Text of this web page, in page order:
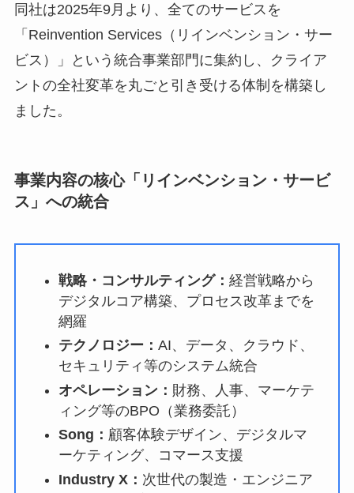
同社は2025年9月より、全てのサービスを
「Reinvention Services（リインベンション・サー
ビス）」という統合事業部門に集約し、クライア
ントの全社変革を丸ごと引き受ける体制を構築し
ました。
事業内容の核心「リインベンション・サービ
ス」への統合
戦略・コンサルティング： 経営戦略から
デジタルコア構築、プロセス改革までを
網羅
テクノロジー： AI、データ、クラウド、
セキュリティ等のシステム統合
オペレーション： 財務、人事、マーケテ
ィング等のBPO（業務委託）
Song： 顧客体験デザイン、デジタルマ
ーケティング、コマース支援
Industry X： 次世代の製造・エンジニア